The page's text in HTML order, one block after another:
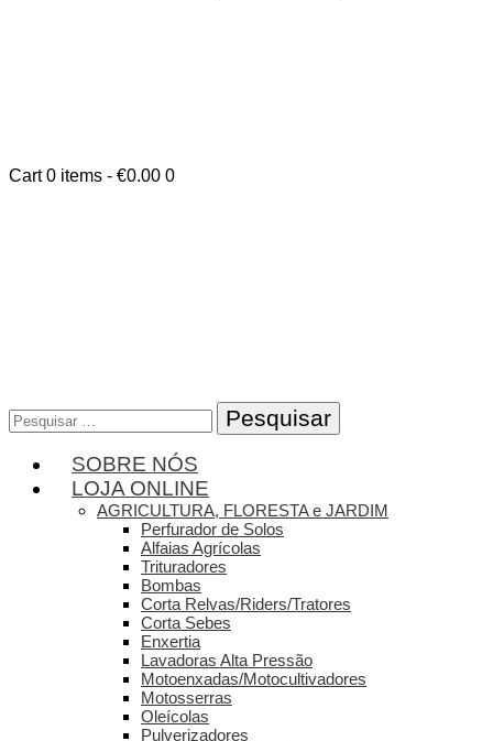
Cart 0 items - €0.00 0
Pesquisar
por:
SOBRE NÓS
LOJA ONLINE
AGRICULTURA, FLORESTA e JARDIM
Perfurador de Solos
Alfaias Agrícolas
Trituradores
Bombas
Corta Relvas/Riders/Tratores
Corta Sebes
Enxertia
Lavadoras Alta Pressão
Motoenxadas/Motocultivadores
Motosserras
Oleícolas
Pulverizadores